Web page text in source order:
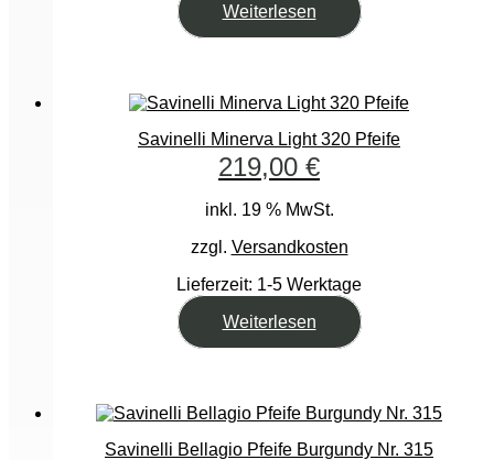
Weiterlesen
Savinelli Minerva Light 320 Pfeife
219,00 €
inkl. 19 % MwSt.
zzgl. Versandkosten
Lieferzeit: 1-5 Werktage
Weiterlesen
Savinelli Bellagio Pfeife Burgundy Nr. 315